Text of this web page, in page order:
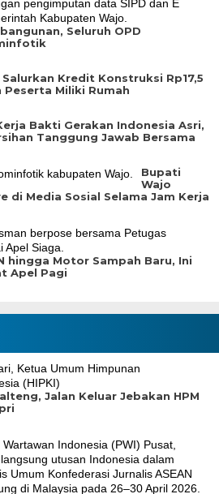
Seluruh OPD
Kredit Konstruksi Rp17,5
Peserta Miliki Rumah
Bakti Gerakan Indonesia Asri,
Tanggung Jawab Bersama
Bupati
Wajo
di Media Sosial Selama Jam Kerja
hingga Motor Sampah Baru, Ini
Apel Pagi
Jalan Keluar Jebakan HPM